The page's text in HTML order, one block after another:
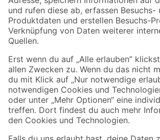
Zahlungsarten Versandarten
Sicher einkaufen
Jetzt die toom-App herunterladen